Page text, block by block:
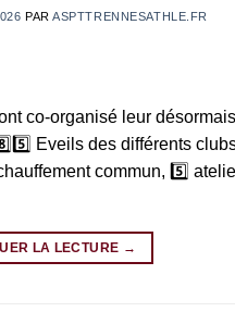
PARASPTTRENNESATHLE.FR
co-organisé leur
Eveils des différents
commun, 5️⃣
LA LECTURE →